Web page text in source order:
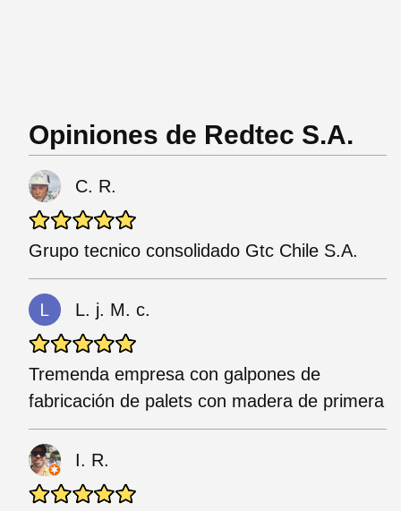
Opiniones de Redtec S.A.
C. R.
Grupo tecnico consolidado Gtc Chile S.A.
L. j. M. c.
Tremenda empresa con galpones de
fabricación de palets con madera de primera
I. R.